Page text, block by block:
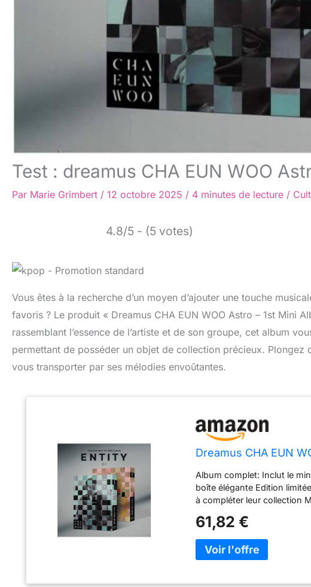
Test : dreamus CHA EUN WOO
Par Marie Grimbert / 12 octobre 2025 / 4 minutes de lecture /
4.8/5 - (5 votes)
Vous êtes à la recherche d’un moyen d’ajouter une touche
favoris ? Le produit « Dreamus CHA EUN WOO Astro – 1st Mini
rassemblant l’essence de l’artiste et de son groupe, cet album
permettant de posséder un objet de collection précieux. Plongez
vous transporter par ses mélodies envoûtantes.
Dreamus CHA EUN
Album complet: Inclut le
boîte élégante Edition
à compléter leur collection
CD avec des chansons
matériau papier de l'album
souhaitent le conserver
61,82 €